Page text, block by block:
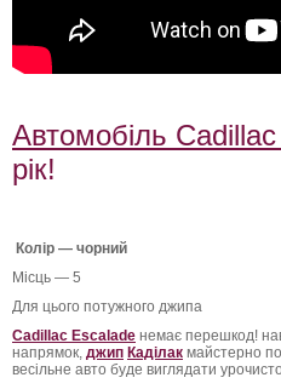
Автомобіль
рік!
Колір — чорний
Місць — 5
Для цього потужного джипа
Cadillac Escalade немає перешкод!
напрямок, джип Каділак майстерно
весільне авто буде виглядати